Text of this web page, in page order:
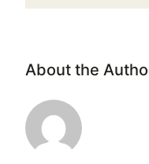
About the